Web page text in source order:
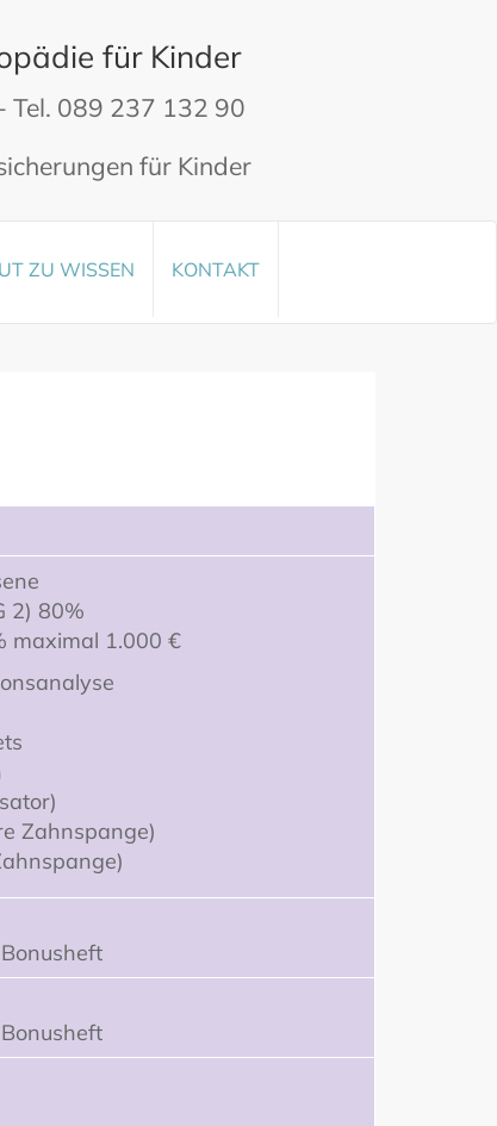
für Kinder
Tel. 089 237 132 90
für Kinder
ZU WISSEN KONTAKT
2) 80%
maximal 1.000 €
Zahnspange)